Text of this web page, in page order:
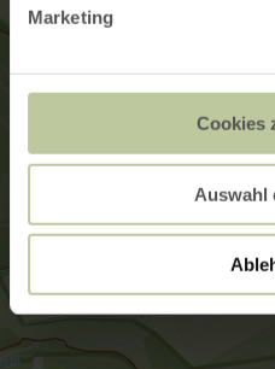
Marketing
Cookies
Auswahl